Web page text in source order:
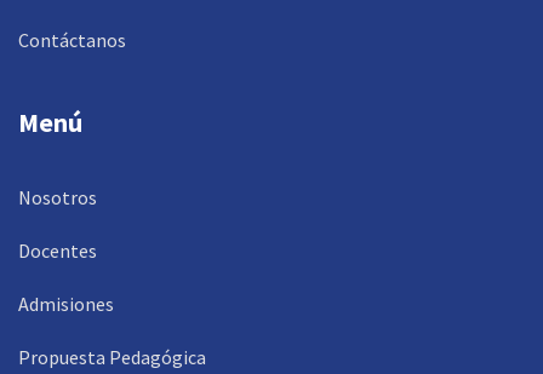
Contáctanos
Menú
Nosotros
Docentes
Admisiones
Propuesta Pedagógica